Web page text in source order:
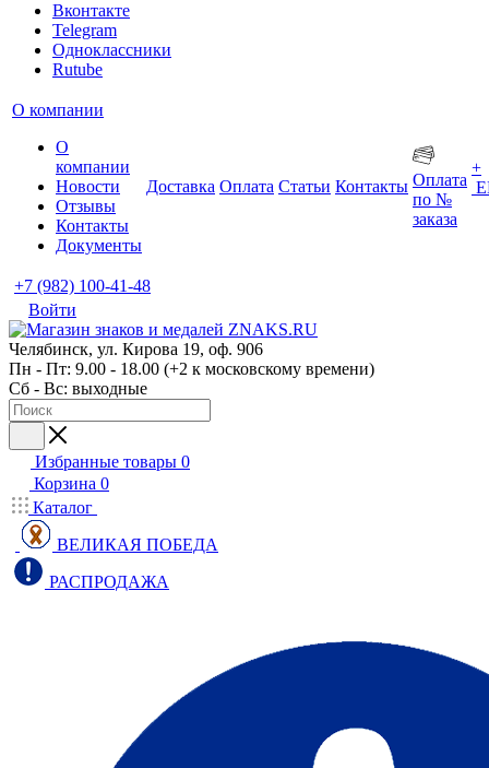
Вконтакте
Telegram
Одноклассники
Rutube
О компании
О
компании
Новости
Отзывы
Контакты
Документы
Доставка Оплата Статьи Контакты Оплата
по №
заказа
+
+7 (982) 100-41-48
Войти
Челябинск, ул. Кирова 19, оф. 906
Пн - Пт: 9.00 - 18.00 (+2 к московскому времени)
Сб - Вс: выходные
Избранные товары 0
Корзина 0
Каталог
ВЕЛИКАЯ ПОБЕДА
РАСПРОДАЖА